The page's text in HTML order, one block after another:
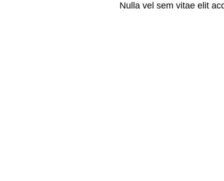
Nulla vel sem vitae elit